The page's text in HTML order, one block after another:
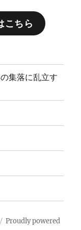
こちら
集落に乱立す
Proudly powered